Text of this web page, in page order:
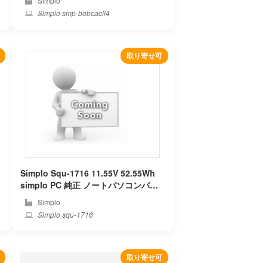
Simplo smp-bobcacll4
取り寄せ可
Simplo Squ-1716 11.55V 52.55Wh
simplo PC 純正 ノートパソコンバッ
テリーSimplo
Simplo squ-1716
取り寄せ可